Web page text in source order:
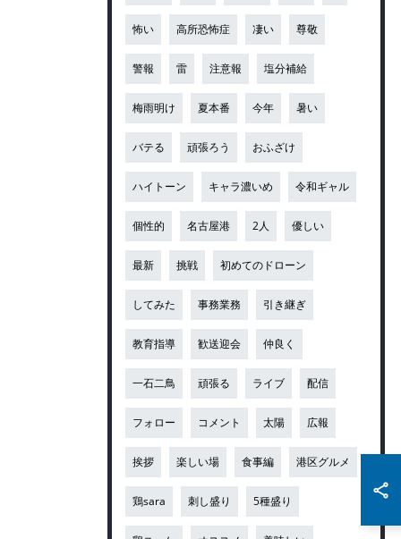
怖い 高所恐怖症 凄い 尊敬
警報 雷 注意報 塩分補給
梅雨明け 夏本番 今年 暑い
バテる 頑張ろう おふざけ
ハイトーン キャラ濃いめ 令和ギャル
個性的 名古屋港 2人 優しい
最新 挑戦 初めてのドローン
してみた 事務業務 引き継ぎ
教育指導 歓送迎会 仲良く
一石二鳥 頑張る ライブ 配信
フォロー コメント 太陽 広報
挨拶 楽しい場 食事編 港区グルメ
鶏sara 刺し盛り 5種盛り